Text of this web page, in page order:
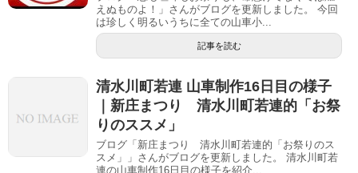
えぬものよ！」さんがブログを更新しました。 今回
は珍しく明るいうちに全ての山車小...
記事を読む
清水川町若連 山車制作16日目の様子
｜新庄まつり 清水川町若連的「お祭
りのススメ」
ブログ「新庄まつり 清水川町若連的「お祭りのス
スメ」」さんがブログを更新しました。 清水川町若
連の山車制作16日目の様子を紹介...